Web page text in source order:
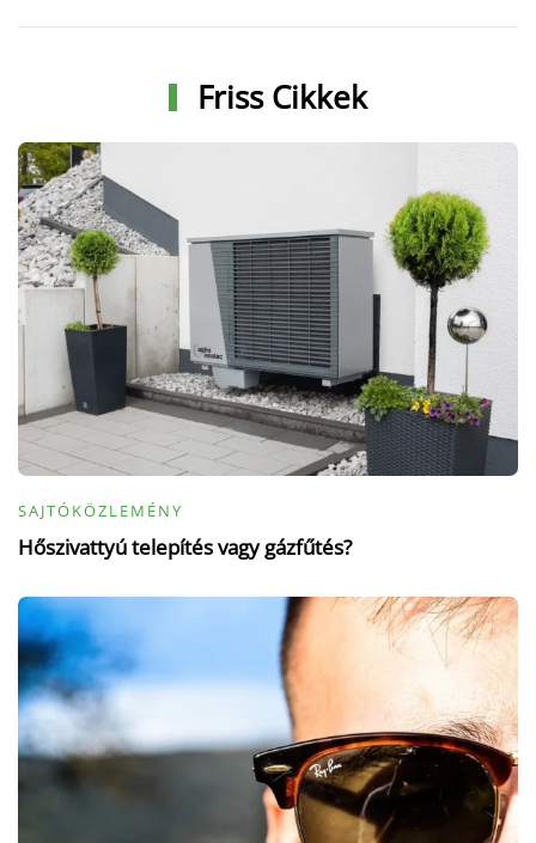
Friss Cikkek
SAJTÓKÖZLEMÉNY
Hőszivattyú telepítés vagy gázfűtés?